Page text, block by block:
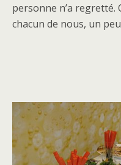
personne n’a regretté.
chacun de nous, un